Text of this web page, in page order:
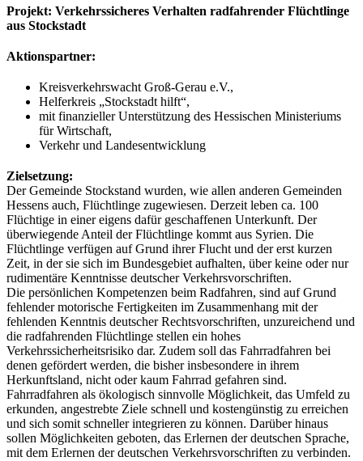
Projekt: Verkehrssicheres Verhalten radfahrender Flüchtlinge
aus Stockstadt
Aktionspartner:
Kreisverkehrswacht Groß-Gerau e.V.,
Helferkreis „Stockstadt hilft“,
mit finanzieller Unterstützung des Hessischen Ministeriums
für Wirtschaft,
Verkehr und Landesentwicklung
Zielsetzung:
Der Gemeinde Stockstand wurden, wie allen anderen Gemeinden
Hessens auch, Flüchtlinge zugewiesen. Derzeit leben ca. 100
Flüchtige in einer eigens dafür geschaffenen Unterkunft. Der
überwiegende Anteil der Flüchtlinge kommt aus Syrien. Die
Flüchtlinge verfügen auf Grund ihrer Flucht und der erst kurzen
Zeit, in der sie sich im Bundesgebiet aufhalten, über keine oder nur
rudimentäre Kenntnisse deutscher Verkehrsvorschriften.
Die persönlichen Kompetenzen beim Radfahren, sind auf Grund
fehlender motorische Fertigkeiten im Zusammenhang mit der
fehlenden Kenntnis deutscher Rechtsvorschriften, unzureichend und
die radfahrenden Flüchtlinge stellen ein hohes
Verkehrssicherheitsrisiko dar. Zudem soll das Fahrradfahren bei
denen gefördert werden, die bisher insbesondere in ihrem
Herkunftsland, nicht oder kaum Fahrrad gefahren sind.
Fahrradfahren als ökologisch sinnvolle Möglichkeit, das Umfeld zu
erkunden, angestrebte Ziele schnell und kostengünstig zu erreichen
und sich somit schneller integrieren zu können. Darüber hinaus
sollen Möglichkeiten geboten, das Erlernen der deutschen Sprache,
mit dem Erlernen der deutschen Verkehrsvorschriften zu verbinden.